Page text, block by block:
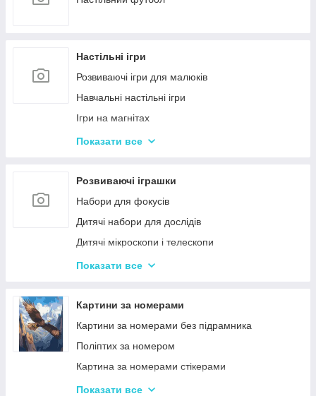
Настільні ігри
Розвиваючі ігри для малюків
Навчальні настільні ігри
Ігри на магнітах
Ігри-бродилки
Крокодил
Аліас Або Скажи Інакше
Гра Хто Я?
Вікторина
Твістер
Ігри типу Дженга
Ігри-головоломки
Дитяче Лото і Доміно
Гра Морський Бій
Різні Настільні ігри
Показати все
Розвиваючі іграшки
Набори для фокусів
Дитячі набори для дослідів
Дитячі мікроскопи і телескопи
Розвиваючі Магніти для дітей
Дитячі ноутбуки, планшети
Інтерактивні розмовляючі плакати
Спіннери
Показати все
Картини за номерами
Картини за номерами без підрамника
Поліптих за номером
Картина за номерами стікерами
Алмазна Мозаїка за номерами
Показати все